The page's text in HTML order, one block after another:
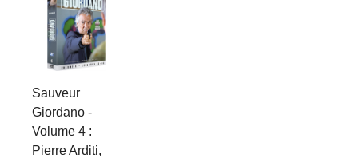
Sauveur
Giordano -
Volume 4 :
Pierre Arditi,